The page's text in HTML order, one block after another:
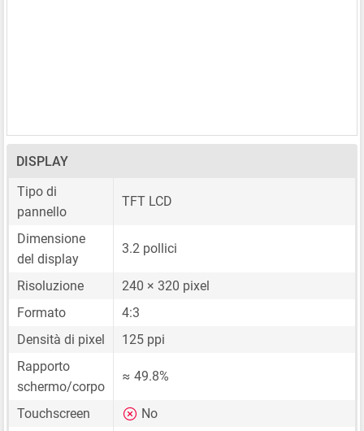
DISPLAY
Tipo di
pannello
TFT LCD
Dimensione
del display
3.2 pollici
Risoluzione
240 × 320 pixel
Formato
4:3
Densità di pixel
125 ppi
Rapporto
schermo/corpo
≈ 49.8%
Touchscreen
No